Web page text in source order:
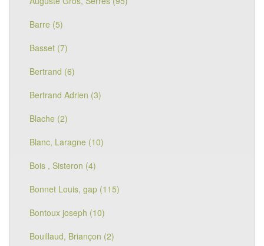
Barre (5)
Basset (7)
Bertrand (6)
Bertrand Adrien (3)
Blache (2)
Blanc, Laragne (10)
Bois , Sisteron (4)
Bonnet Louis, gap (115)
Bontoux joseph (10)
Bouillaud, Briançon (2)